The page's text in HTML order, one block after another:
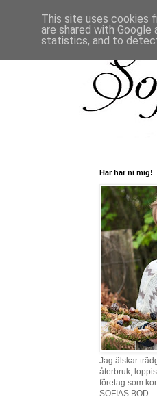
Här har ni mig!
Jag älskar
återbruk,
företag som
SOFIAS BOD
This site uses cookies
are shared with
statistics, and to